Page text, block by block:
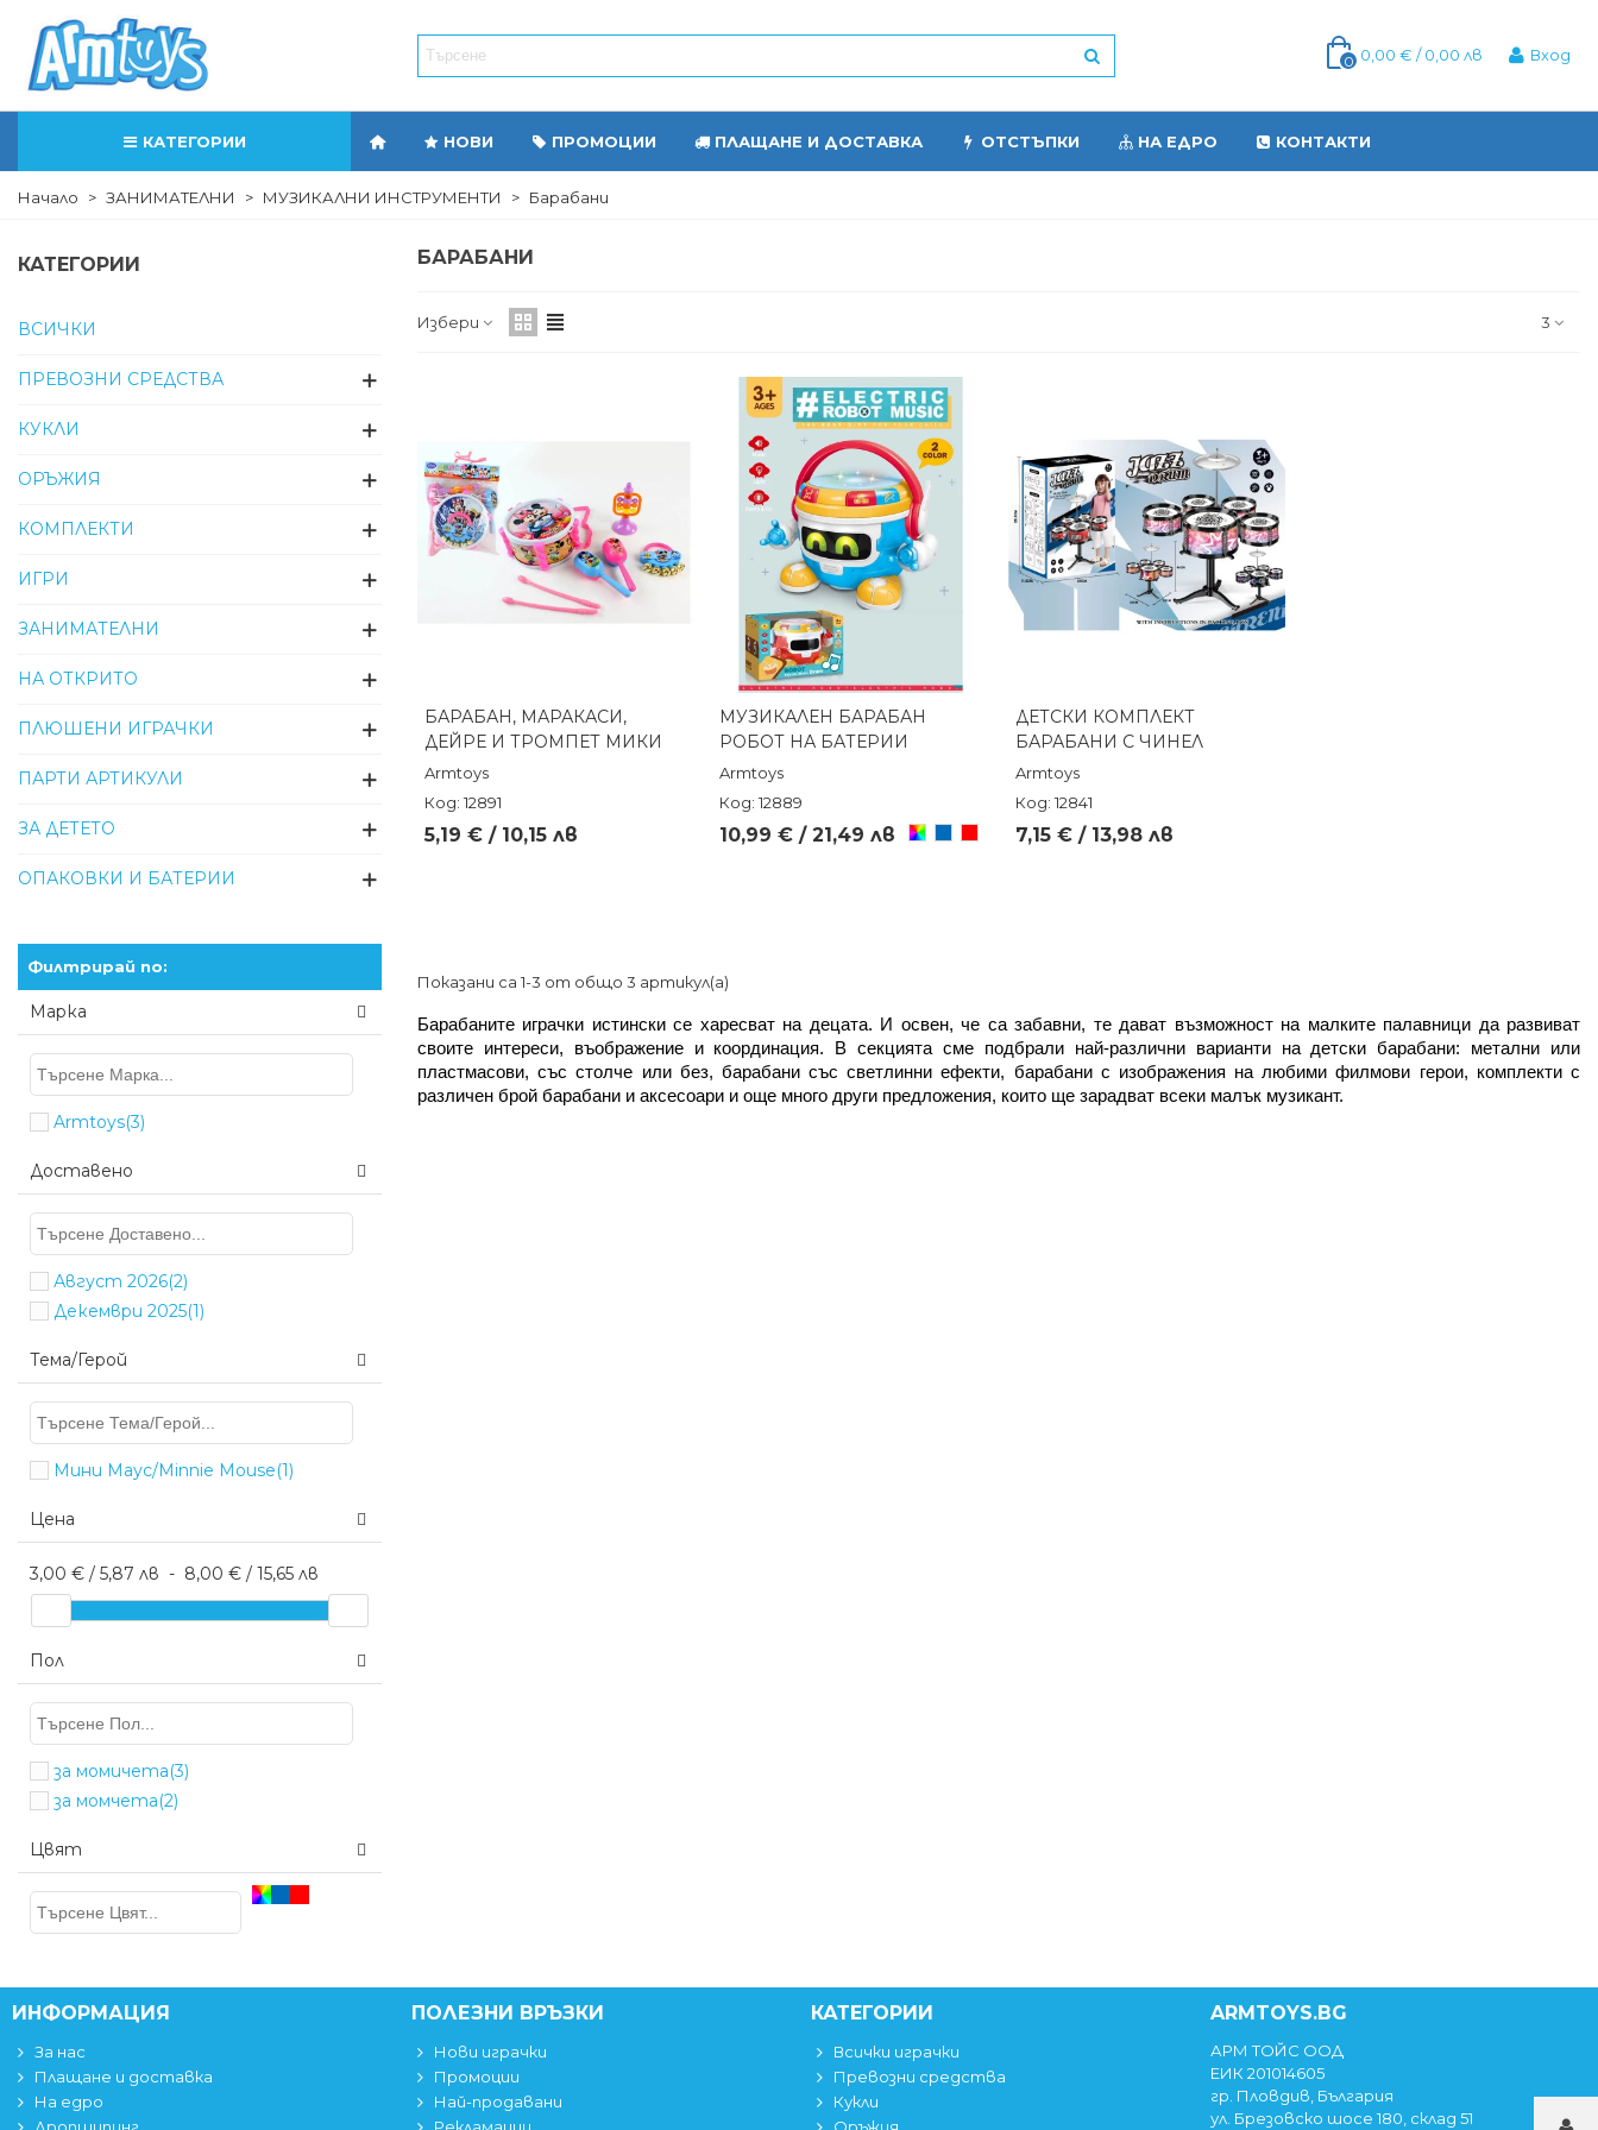
0 0,00 € / 0,00 лв Вход
КАТЕГОРИИ НОВИ ПРОМОЦИИ ПЛАЩАНЕ И ДОСТАВКА ОТСТЪПКИ НА ЕДРО КОНТАКТИ
Начало > ЗАНИМАТЕЛНИ > МУЗИКАЛНИ ИНСТРУМЕНТИ > Барабани
КАТЕГОРИИ
ВСИЧКИ
ПРЕВОЗНИ СРЕДСТВА
КУКЛИ
ОРЪЖИЯ
КОМПЛЕКТИ
ИГРИ
ЗАНИМАТЕЛНИ
НА ОТКРИТО
ПЛЮШЕНИ ИГРАЧКИ
ПАРТИ АРТИКУЛИ
ЗА ДЕТЕТО
ОПАКОВКИ И БАТЕРИИ
Филтрирай по:
Марка
Armtoys(3)
Доставено
Август 2026(2)
Декември 2025(1)
Тема/Герой
Мини Маус/Minnie Mouse(1)
Цена
3,00 € / 5,87 лв - 8,00 € / 15,65 лв
Пол
за момичета(3)
за момчета(2)
Цвят
БАРАБАНИ
Избери 3
Бърз преглед
БАРАБАН, МАРАКАСИ,
ДЕЙРЕ И ТРОМПЕТ МИКИ
Armtoys
Код: 12891
5,19 € / 10,15 лв
Бърз преглед
МУЗИКАЛЕН БАРАБАН
РОБОТ НА БАТЕРИИ
Armtoys
Код: 12889
10,99 € / 21,49 лв
Произволен/
Червен
Бърз преглед
ДЕТСКИ КОМПЛЕКТ
БАРАБАНИ С ЧИНЕЛ
Armtoys
Код: 12841
7,15 € / 13,98 лв
Показани са 1-3 от общо 3 артикул(а)
Барабаните играчки истински се харесват на децата. И освен, че са забавни, те дават възможност на малките палавници да развиват
своите интереси, въображение и координация. В секцията сме подбрали най-различни варианти на детски барабани: метални или
пластмасови, със столче или без, барабани със светлинни ефекти, барабани с изображения на любими филмови герои, комплекти с
различен брой барабани и аксесоари и още много други предложения, които ще зарадват всеки малък музикант.
ИНФОРМАЦИЯ
За нас
Плащане и доставка
На едро
ПОЛЕЗНИ ВРЪЗКИ
Нови играчки
Промоции
Най-продавани
КАТЕГОРИИ
Всички играчки
Превозни средства
Кукли
ARMTOYS.BG
АРМ ТОЙС ООД
ЕИК 201014605
гр. Пловдив, България
ул. Брезовско шосе 180, склад 51